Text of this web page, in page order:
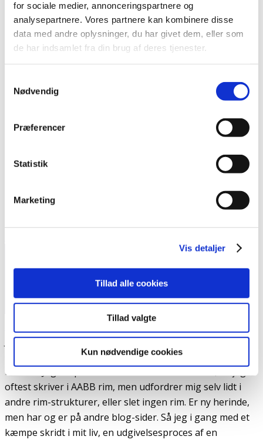
for sociale medier, annonceringspartnere og
analysepartnere. Vores partnere kan kombinere disse
data med andre oplysninger, du har givet dem, eller som
de har indsamlet fra din brug af deres tjenester.
Nødvendig
Præferencer
Statistik
Marketing
Vis detaljer
Tillad alle cookies
Tillad valgte
Kun nødvendige cookies
Må vel være håbet der gnister
Fra mennesker som jeg mister
Deres kærlighed er i mine årer
Jeg hedder, Camilla. Er 27 år. Har skrevet digte i 5-6 år
efterhånden. Skriver om mig selv, mine tanker og
følelser. Jeg eksperimenterer med min skrivestil, da jeg
oftest skriver i AABB rim, men udfordrer mig selv lidt i
andre rim-strukturer, eller slet ingen rim. Er ny herinde,
men har og er på andre blog-sider. Så jeg i gang med et
kæmpe skridt i mit liv, en udgivelsesproces af en